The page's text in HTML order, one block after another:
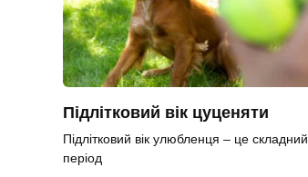
Підлітковий вік цуценяти
Підлітковий вік улюбленця – це складний
період